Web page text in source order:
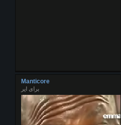
Manticore
برای ایر